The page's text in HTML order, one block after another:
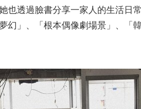
也透過臉書分享一家人的生活日
幻」、「根本偶像劇場景」、「